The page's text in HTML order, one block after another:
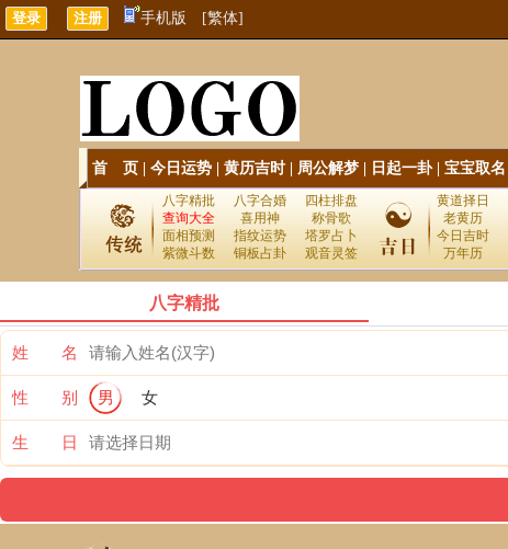
手机版 [繁体]
首 页 今日运势 黄历吉时| 周公解梦 日起一卦| 宝宝取名
八字精批 八字合婚
四柱排盘
查询大全
喜用神
称骨歌
面相预测
指纹运势
塔罗占卜
紫微斗数
铜板占卦 观音灵签
黄道择日
老黄历
今日吉时
万年历
八字精批
姓 名
性 别 男 女
生 日